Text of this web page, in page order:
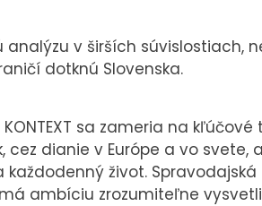
analýzu v širších súvislostiach,
dotknú Slovenska.
sa zameria na
cez dianie v Európe a vo svete,
každodenný život.
ambíciu zrozumiteľne